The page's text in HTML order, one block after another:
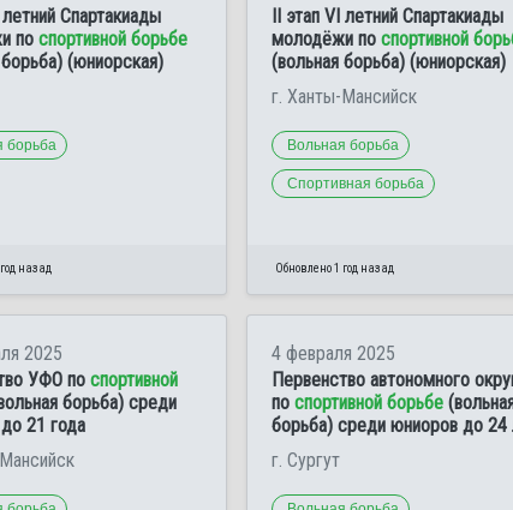
Спартакиады
по спортивной борьбе
(юниорская)
борьба
назад
II этап VI летний Спартакиады
молодёжи по спортивной
(вольная борьба) (юниорская)
г. Ханты-Мансийск
Вольная борьба
Спортивная борьба
Обновлено 1 год назад
2025
УФО по спортивной
борьба) среди
21 года
4 февраля 2025
Первенство автономного
по спортивной борьбе
борьба) среди юниоров до 24
г. Сургут